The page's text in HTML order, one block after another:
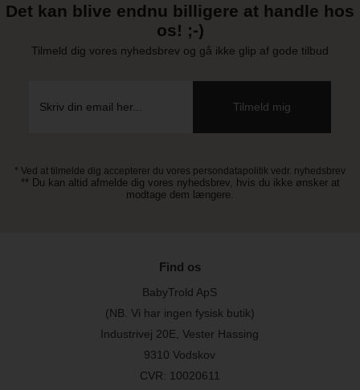
Det kan blive endnu billigere at handle hos
os! ;-)
Tilmeld dig vores nyhedsbrev og gå ikke glip af gode tilbud
* Ved at tilmelde dig accepterer du vores persondatapolitik vedr. nyhedsbrev
** Du kan altid afmelde dig vores nyhedsbrev, hvis du ikke ønsker at
modtage dem længere.
Find os
BabyTrold ApS
(NB. Vi har ingen fysisk butik)
Industrivej 20E, Vester Hassing
9310 Vodskov
CVR: 10020611